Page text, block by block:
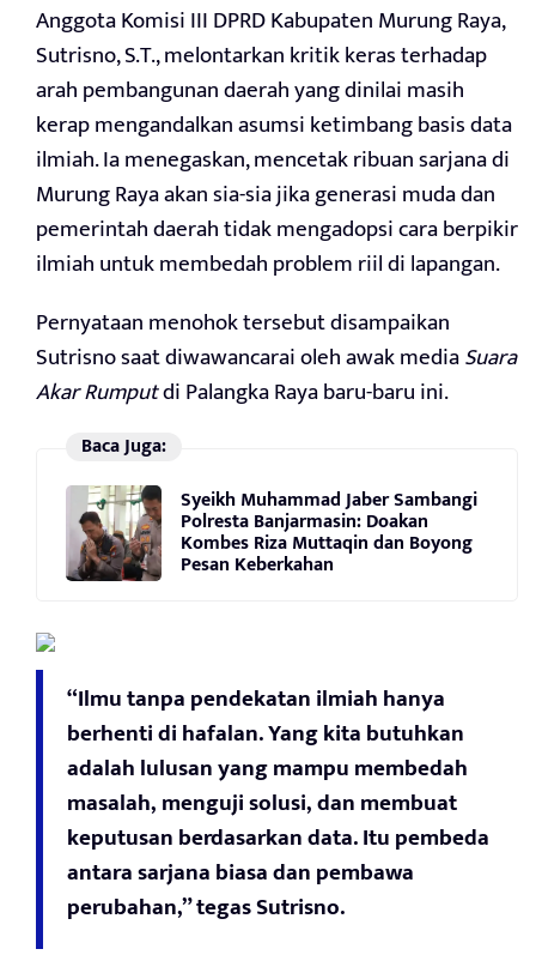
Anggota Komisi III DPRD Kabupaten Murung Raya,
Sutrisno, S.T., melontarkan kritik keras terhadap
arah pembangunan daerah yang dinilai masih
kerap mengandalkan asumsi ketimbang basis data
ilmiah. Ia menegaskan, mencetak ribuan sarjana di
Murung Raya akan sia-sia jika generasi muda dan
pemerintah daerah tidak mengadopsi cara berpikir
ilmiah untuk membedah problem riil di lapangan.
Pernyataan menohok tersebut disampaikan
Sutrisno saat diwawancarai oleh awak mediaSuara
Akar Rumputdi Palangka Raya baru-baru ini.
Baca Juga:
Syeikh Muhammad Jaber Sambangi
Polresta Banjarmasin: Doakan
Kombes Riza Muttaqin dan Boyong
Pesan Keberkahan
“Ilmu tanpa pendekatan ilmiah hanya
berhenti di hafalan. Yang kita butuhkan
adalah lulusan yang mampu membedah
masalah, menguji solusi, dan membuat
keputusan berdasarkan data. Itu pembeda
antara sarjana biasa dan pembawa
perubahan,” tegas Sutrisno.